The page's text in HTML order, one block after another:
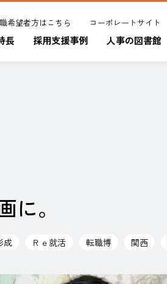
希望者方はこちら コーポレートサイト
長 採用支援事例 人事の図書館
。
成 Ｒｅ就活 転職博 関西